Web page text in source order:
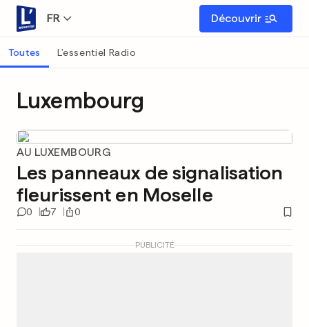
FR Découvrir
Toutes L'essentiel Radio
Luxembourg
AU LUXEMBOURG
Les panneaux de signalisation
fleurissent en Moselle
0 7 0
PUBLICITÉ